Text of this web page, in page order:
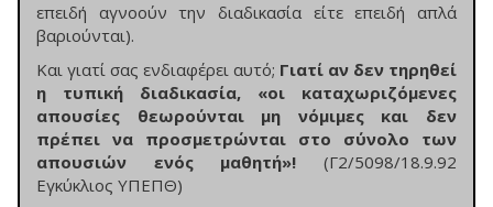
επειδή αγνοούν την διαδικασία είτε επειδή απλά
βαριούνται).
Και γιατί σας ενδιαφέρει αυτό; Γιατί αν δεν τηρηθεί
η τυπική διαδικασία, «οι καταχωριζόμενες
απουσίες θεωρούνται μη νόμιμες και δεν
πρέπει να προσμετρώνται στο σύνολο των
απουσιών ενός μαθητή»! (Γ2/5098/18.9.92
Εγκύκλιος ΥΠΕΠΘ)